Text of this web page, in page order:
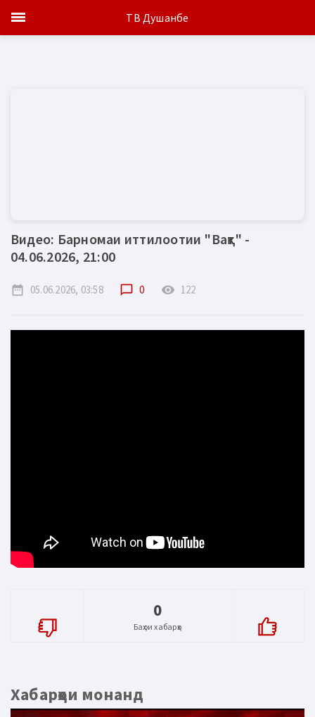
Видео: Барномаи иттилоотии "Вақт" -
04.06.2026, 21:00
date_range 05.06.2026, 03:58 chat_bubble_outline 0 remove_red_eye 122
0
Баҳои хабарҳо
Хабарҳои монанд
ТВ Душанбе